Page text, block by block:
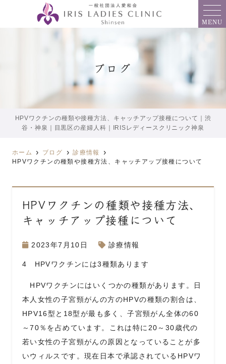
MENU
ブログ
HPVワクチンの種類や接種方法、キャッチアップ接種について｜渋
谷・神泉｜目黒区の産婦人科｜IRISレディースクリニック神泉
ホーム ブログ
診療情報
HPVワクチンの種類や接種方法、キャッチアップ接種について
HPVワクチンの種類や接種方法、
キャッチアップ接種について
2023年7月10日 診療情報
4 HPVワクチンには3種類あります
HPVワクチンにはいくつかの種類があります。日
本人女性の子宮頸がんの方のHPVの種類の割合は、
HPV16型と 18型が最も多く、子宮頸がん全体の60
～70％を占めています。これは特に 20 ～ 30歳代の
若い女性の子宮頸がんの原因となっていることが多
いウィルスです。現在日本で承認されている HPVワ